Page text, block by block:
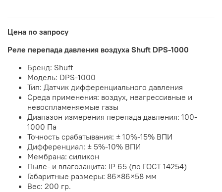
Цена по запросу
Реле перепада давления воздуха Shuft DPS-1000
Бренд: Shuft
Модель: DPS-1000
Тип: Датчик дифференциального давления
Среда применения: воздух, неагрессивные и
невоспламеняемые газы
Диапазон измерения перепада давления: 100-
1000 Па
Точность срабатывания: ± 10%-15% ВПИ
Дифференциал: ± 5%-10% ВПИ
Мембрана: силикон
Пыле- и влагозащита: IP 65 (по ГОСТ 14254)
Габаритные размеры: 86×86×58 мм
Вес: 200 гр.